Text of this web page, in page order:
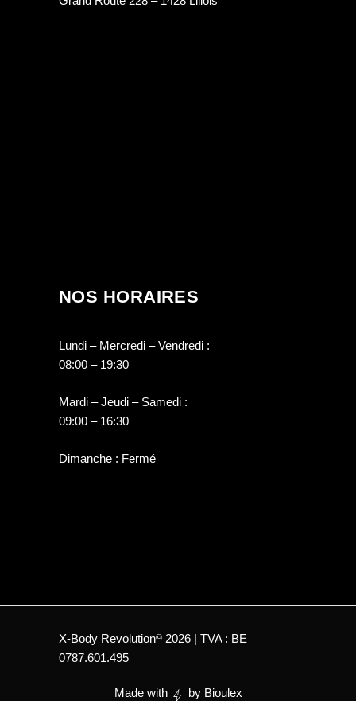
NOS HORAIRES
Lundi – Mercredi – Vendredi :
08:00 – 19:30
Mardi – Jeudi – Samedi :
09:00 – 16:30
Dimanche : Fermé
X-Body Revolution© 2026 | TVA : BE
0787.601.495
Made with by Bioulex